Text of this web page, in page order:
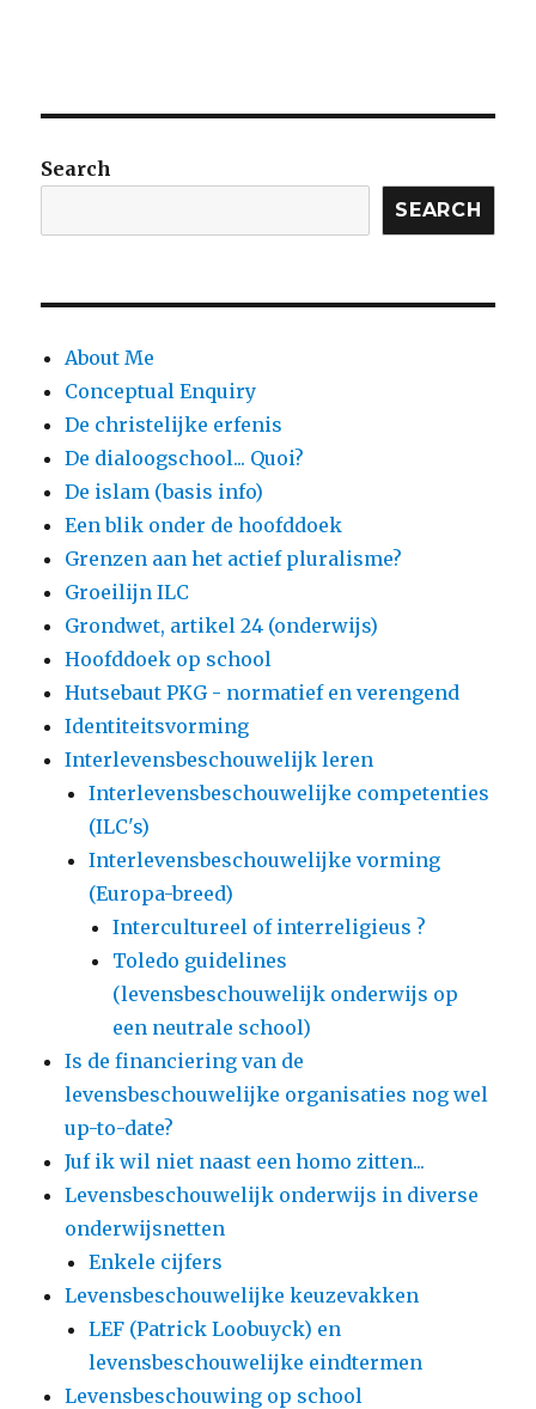
Search
SEARCH
About Me
Conceptual Enquiry
De christelijke erfenis
De dialoogschool... Quoi?
De islam (basis info)
Een blik onder de hoofddoek
Grenzen aan het actief pluralisme?
Groeilijn ILC
Grondwet, artikel 24 (onderwijs)
Hoofddoek op school
Hutsebaut PKG - normatief en verengend
Identiteitsvorming
Interlevensbeschouwelijk leren
Interlevensbeschouwelijke competenties
(ILC's)
Interlevensbeschouwelijke vorming
(Europa-breed)
Intercultureel of interreligieus ?
Toledo guidelines
(levensbeschouwelijk onderwijs op
een neutrale school)
Is de financiering van de
levensbeschouwelijke organisaties nog wel
up-to-date?
Juf ik wil niet naast een homo zitten...
Levensbeschouwelijk onderwijs in diverse
onderwijsnetten
Enkele cijfers
Levensbeschouwelijke keuzevakken
LEF (Patrick Loobuyck) en
levensbeschouwelijke eindtermen
Levensbeschouwing op school